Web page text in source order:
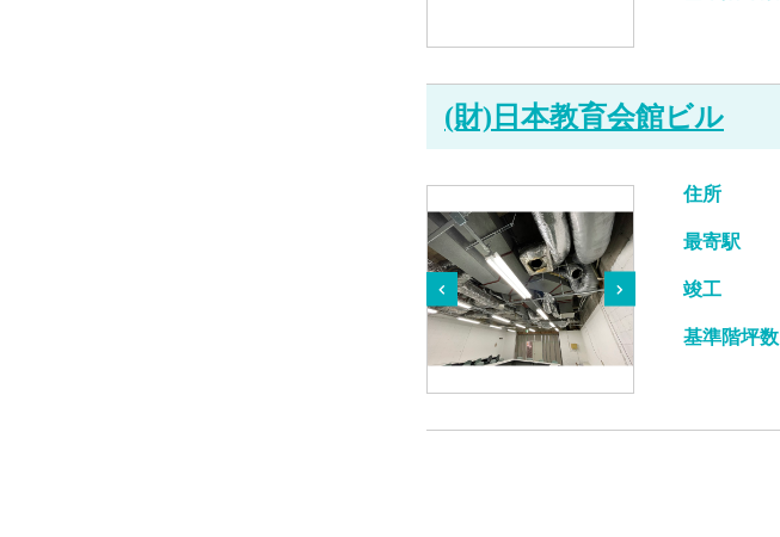
(財)日本教育会館ビル
住所
最寄駅
竣工
基準階坪数